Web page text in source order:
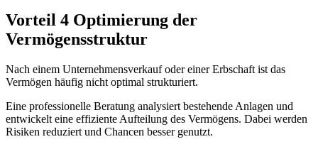
Vorteil 4 Optimierung der
Vermögensstruktur
Nach einem Unternehmensverkauf oder einer Erbschaft ist das
Vermögen häufig nicht optimal strukturiert.
Eine professionelle Beratung analysiert bestehende Anlagen und
entwickelt eine effiziente Aufteilung des Vermögens. Dabei werden
Risiken reduziert und Chancen besser genutzt.